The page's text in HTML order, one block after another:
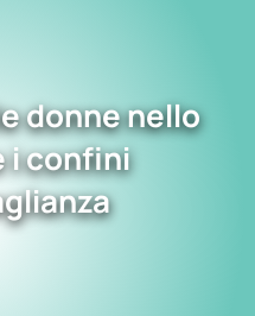
donne nello
i confini